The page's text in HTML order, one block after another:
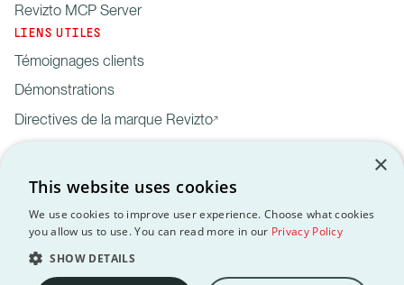
Revizto MCP Server
LIENS UTILES
Témoignages clients
Démonstrations
Directives de la marque Revizto
Mentions
légales
Données
personnelles
Traitement des
×
This website uses cookies
We use cookies to improve user experience. Choose what cookies
you allow us to use. You can read more in our Privacy Policy
SHOW DETAILS